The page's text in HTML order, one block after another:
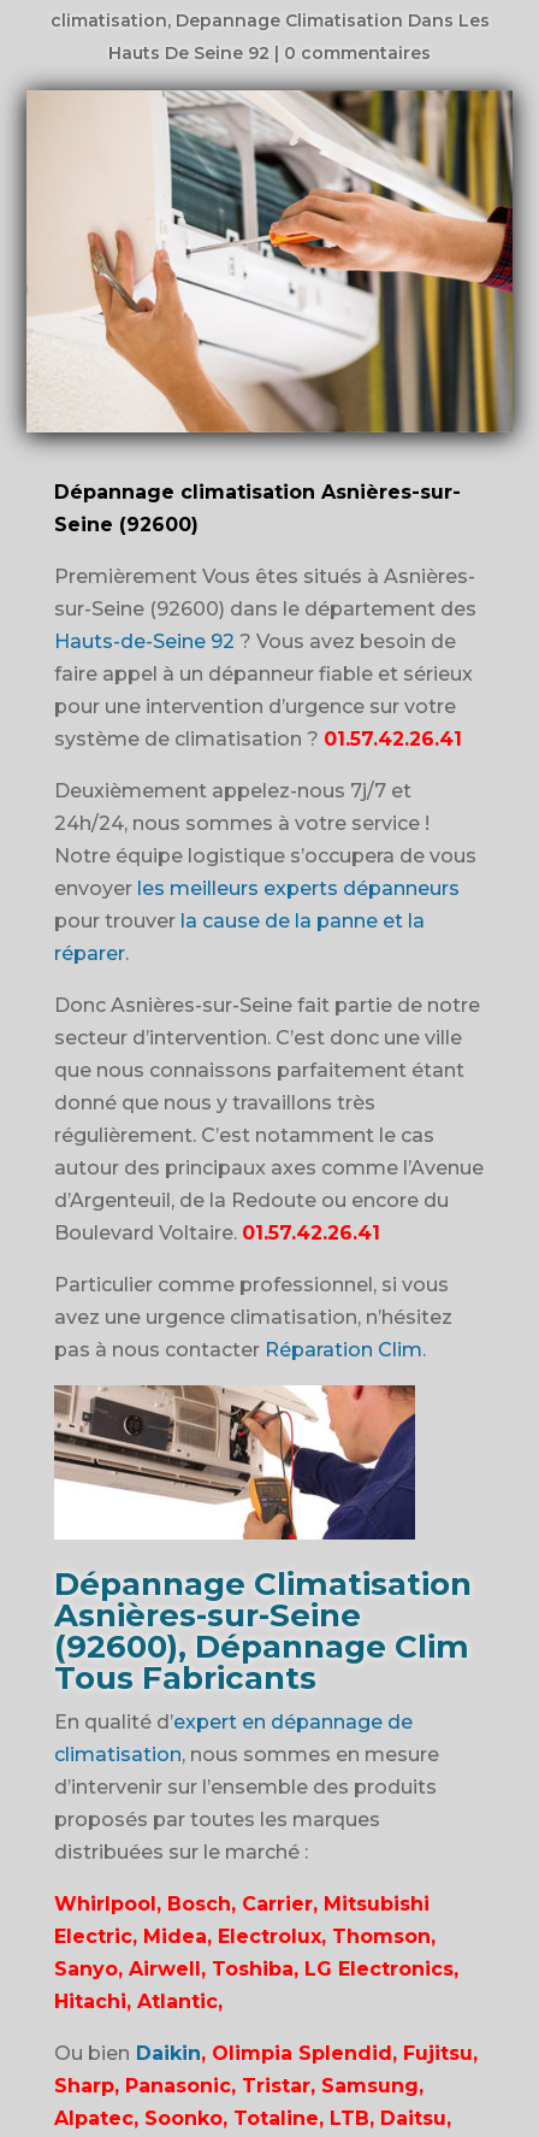
climatisation, Depannage Climatisation Dans Les
Hauts De Seine 92 | 0 commentaires
Dépannage climatisation Asnières-sur-
Seine (92600)
Premièrement Vous êtes situés à Asnières-
sur-Seine (92600) dans le département des
Hauts-de-Seine 92 ? Vous avez besoin de
faire appel à un dépanneur fiable et sérieux
pour une intervention d’urgence sur votre
système de climatisation ? 01.57.42.26.41
Deuxièmement appelez-nous 7j/7 et
24h/24, nous sommes à votre service !
Notre équipe logistique s’occupera de vous
envoyer les meilleurs experts dépanneurs
pour trouver la cause de la panne et la
réparer.
Donc Asnières-sur-Seine fait partie de notre
secteur d’intervention. C’est donc une ville
que nous connaissons parfaitement étant
donné que nous y travaillons très
régulièrement. C’est notamment le cas
autour des principaux axes comme l’Avenue
d’Argenteuil, de la Redoute ou encore du
Boulevard Voltaire. 01.57.42.26.41
Particulier comme professionnel, si vous
avez une urgence climatisation, n’hésitez
pas à nous contacter Réparation Clim.
Dépannage Climatisation
Asnières-sur-Seine
(92600), Dépannage Clim
Tous Fabricants
En qualité d’expert en dépannage de
climatisation, nous sommes en mesure
d’intervenir sur l’ensemble des produits
proposés par toutes les marques
distribuées sur le marché :
Whirlpool, Bosch, Carrier, Mitsubishi
Electric, Midea, Electrolux, Thomson,
Sanyo, Airwell, Toshiba, LG Electronics,
Hitachi, Atlantic,
Ou bien Daikin, Olimpia Splendid, Fujitsu,
Sharp, Panasonic, Tristar, Samsung,
Alpatec, Soonko, Totaline, LTB, Daitsu,